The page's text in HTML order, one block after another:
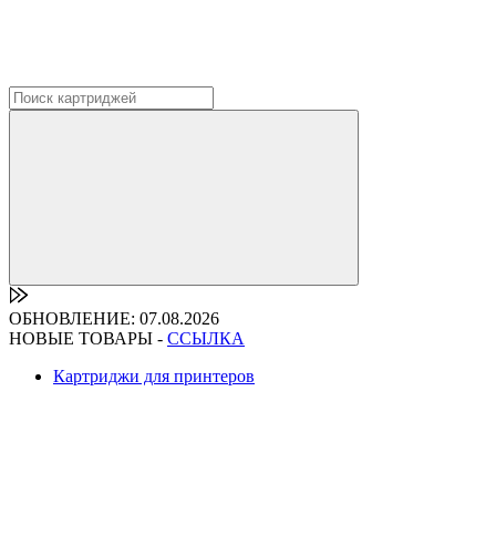
ОБНОВЛЕНИЕ: 07.08.2026
НОВЫЕ ТОВАРЫ - ССЫЛКА
Картриджи для принтеров